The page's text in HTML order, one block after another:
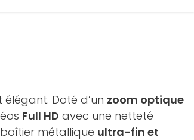
Doté d’un zoom optique
Full HD avec une netteté
métallique ultra-fin et